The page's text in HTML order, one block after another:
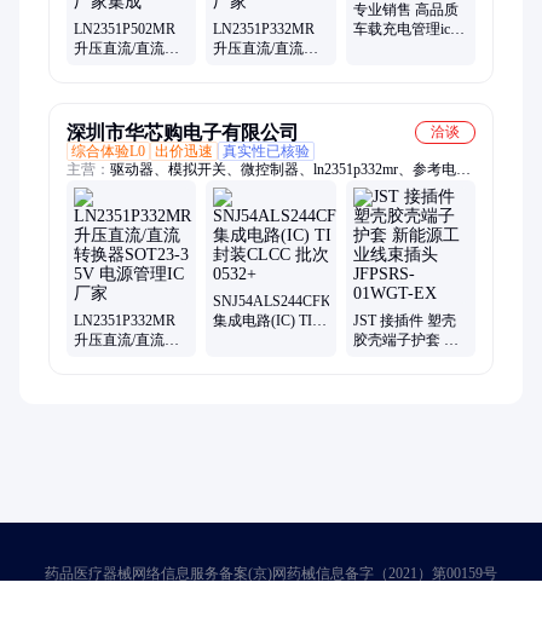
LN2351P502MR
升压直流/直流转
LN2351P332MR
升压直流/直流转
专业销售 高品质
车载充电管理ic
深圳市华芯购电子有限公司
洽谈
综合体验L0 出价迅速
真实性已核验
主营： 驱动器、模拟开关、微控制器、ln2351p332mr、参考电
压、电池管理、视频开关ic、仪表放大器、音频放大器、开关稳
压器、数字隔离器、精密放大器、运算放大器、点火控制器、开
关控制器、可编程门阵列、接口集成电路、电容电阻
LN2351P332MR
升压直流/直流转
SNJ54ALS244CFK
集成电路(IC) TI
JST 接插件 塑壳
胶壳端子护套 新
药品医疗器械网络信息服务备案(京)网药械信息备字（2021）第00159号